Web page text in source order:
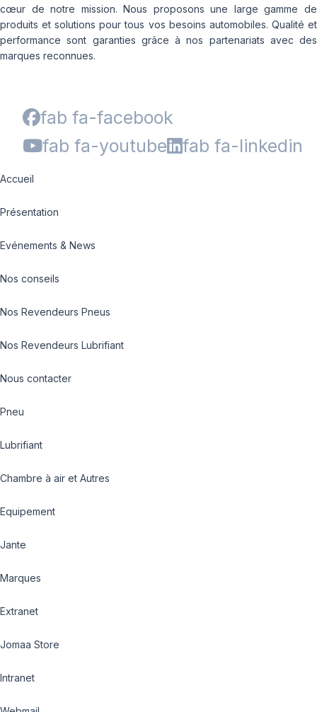
cœur de notre mission. Nous proposons une large gamme de
produits et solutions pour tous vos besoins automobiles. Qualité et
performance sont garanties grâce à nos partenariats avec des
marques reconnues.
fab fa-facebook
fab fa-youtube
fab fa-linkedin
Accueil
Présentation
Evénements & News
Nos conseils
Nos Revendeurs Pneus
Nos Revendeurs Lubrifiant
Nous contacter
Pneu
Lubrifiant
Chambre à air et Autres
Equipement
Jante
Marques
Extranet
Jomaa Store
Intranet